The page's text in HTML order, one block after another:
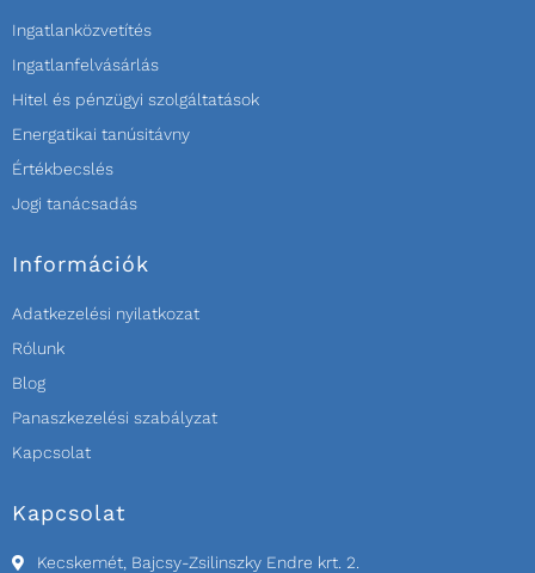
Ingatlanközvetítés
Ingatlanfelvásárlás
Hitel és pénzügyi szolgáltatások
Energatikai tanúsitávny
Értékbecslés
Jogi tanácsadás
Információk
Adatkezelési nyilatkozat
Rólunk
Blog
Panaszkezelési szabályzat
Kapcsolat
Kapcsolat
Kecskemét, Bajcsy-Zsilinszky Endre krt. 2.